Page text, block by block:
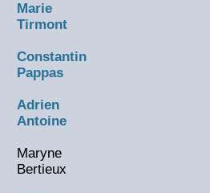
Marie
Tirmont
Constantin
Pappas
Adrien
Antoine
Maryne
Bertieux